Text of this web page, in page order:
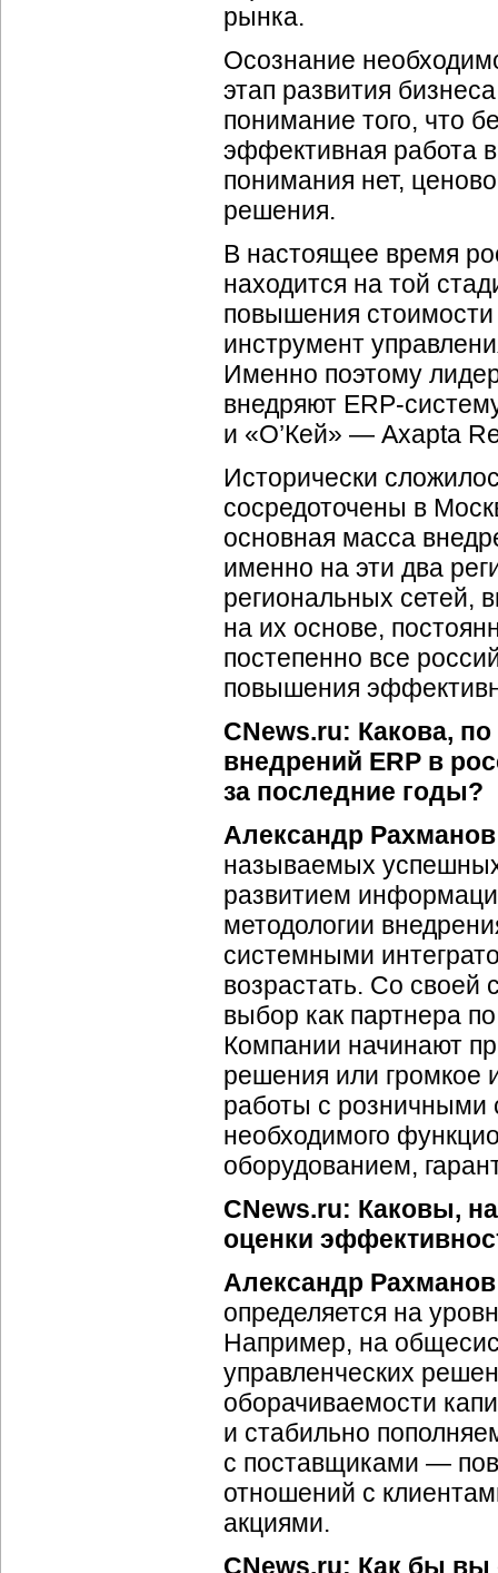
рынка.
Осознание
этап развития
понимание того, что
эффективная работа
понимания нет,
решения.
В настоящее время
находится на той
повышения
инструмент
Именно поэтому
внедряют ERP-
и «О’Кей» — Axapta
Исторически
сосредоточены в
основная масса
именно на эти два
региональных сетей,
на их основе,
постепенно все
повышения
CNews.ru: Какова,
внедрений ERP в
за последние годы?
Александр Рахманов
называемых
развитием
методологии
системными
возрастать. Со своей
выбор как партнера
Компании начинают
решения или громкое
работы с розничными
необходимого
оборудованием,
CNews.ru: Каковы,
оценки
Александр Рахманов
определяется на
Например, на
управленческих
оборачиваемости
и стабильно
с поставщиками —
отношений с
акциями.
CNews.ru: Как бы вы